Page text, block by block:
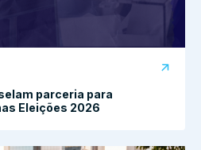
parceria para
Eleições 2026